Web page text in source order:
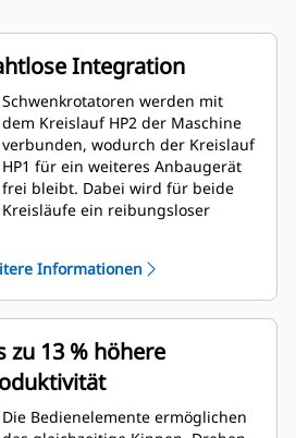
Integration
Schwenkrotatoren werden mit
dem Kreislauf HP2 der Maschine
verbunden, wodurch der Kreislauf
HP1 für ein weiteres Anbaugerät
frei bleibt. Dabei wird für beide
Kreisläufe ein reibungsloser
der Maschine integriert.
Das Positionierungssystem kann
mit Cat GRADE mit 3D verbunden
werden.
Informationen
zu 13 % höhere
Die Bedienelemente ermöglichen